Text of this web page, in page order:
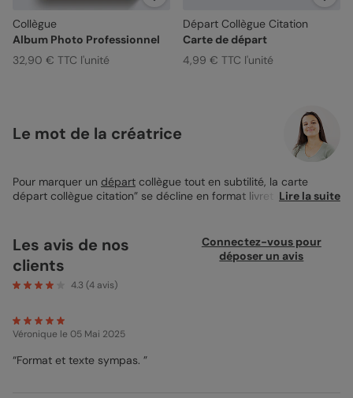
Collègue
Album Photo Professionnel
32,90 € TTC l'unité
Départ Collègue Citation
Carte de départ
4,99 € TTC l'unité
Le mot de la créatrice
Pour marquer un départ collègue tout en subtilité, la carte
départ collègue citation” se décline en format livret de messe.
Parfaite pour ajouter une photo souvenir, cette carte est un clin
d'œil amical pour dire au revoir. Idéalement associée à une
enveloppe ivoire et imprimée sur papier création, elle se
distingue par sa qualité. C’est le geste simple pour marquer une
Lire la suite
Les avis de nos
clients
4.3 (4 avis)
Connectez-vous pour
déposer un avis
Véronique le 05 Mai 2025
“Format et texte sympas. ”